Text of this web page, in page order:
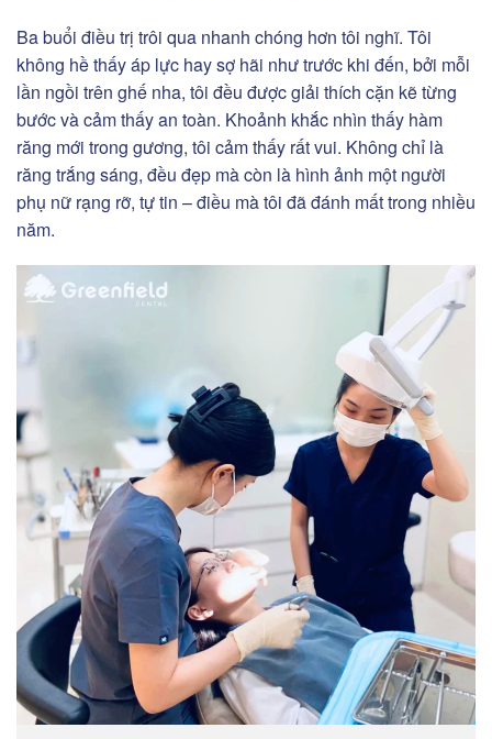
Ba buổi điều trị trôi qua nhanh chóng hơn tôi nghĩ. Tôi
không hề thấy áp lực hay sợ hãi như trước khi đến, bởi mỗi
lần ngồi trên ghế nha, tôi đều được giải thích cặn kẽ từng
bước và cảm thấy an toàn. Khoảnh khắc nhìn thấy hàm
răng mới trong gương, tôi cảm thấy rất vui. Không chỉ là
răng trắng sáng, đều đẹp mà còn là hình ảnh một người
phụ nữ rạng rỡ, tự tin – điều mà tôi đã đánh mất trong nhiều
năm.